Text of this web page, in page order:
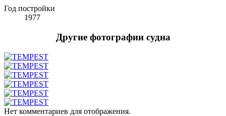
Год постройки
1977
Другие фотографии судна
Нет комментариев для отображения.